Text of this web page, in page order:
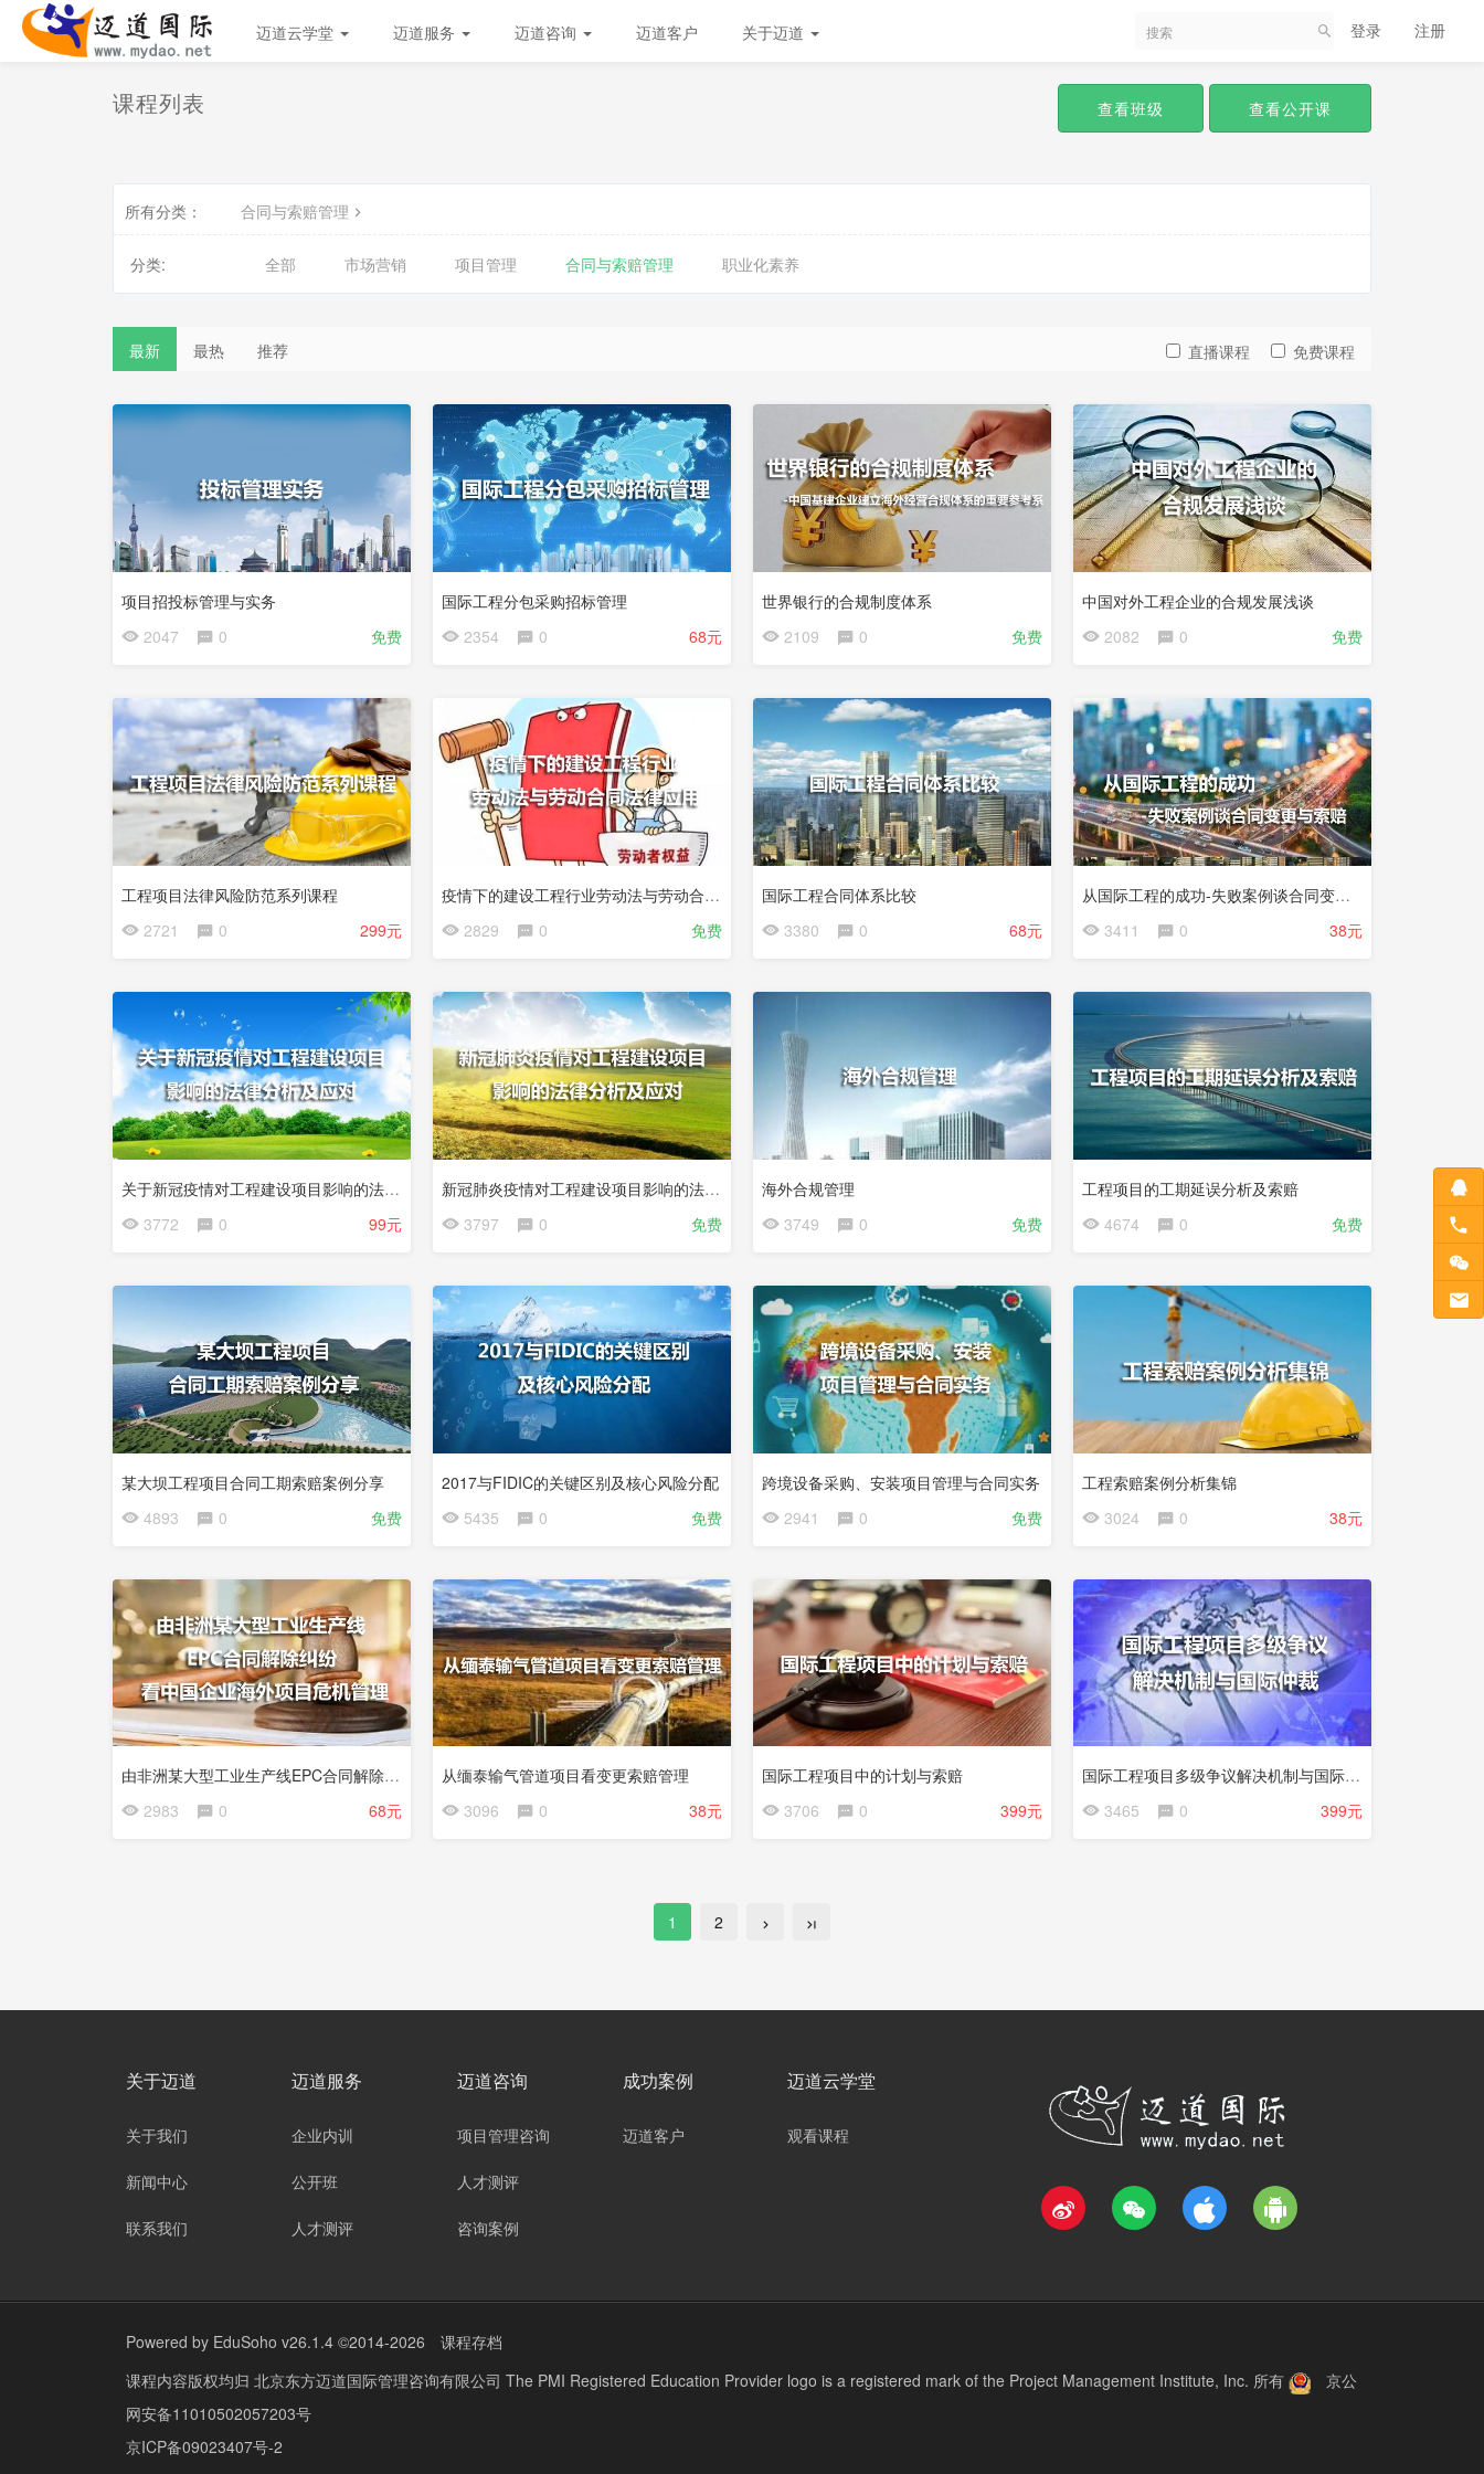
迈道云学堂 迈道服务 迈道咨询 迈道客户 关于迈道 登录 注册
课程列表 查看班级 查看公开课
所有分类： 合同与索赔管理
分类: 全部 市场营销 项目管理 合同与索赔管理 职业化素养
最新 最热 推荐 直播课程 免费课程
项目招投标管理与实务
2047
0 免费
国际工程分包采购招标管理
2354
0 68元
世界银行的合规制度体系
2109
0 免费
中国对外工程企业的合规发展浅谈
2082
0 免费
工程项目法律风险防范系列课程
2721
0 299元
疫情下的建设工程行业劳动法与劳动合同法律应用
2829
0 免费
国际工程合同体系比较
3380
0 68元
从国际工程的成功-失败案例谈合同变更与索赔
3411
0 38元
关于新冠疫情对工程建设项目影响的法律分析及应对
3772
0 99元
新冠肺炎疫情对工程建设项目影响的法律分析及应对
3797
0 免费
海外合规管理
3749
0 免费
工程项目的工期延误分析及索赔
4674
0 免费
某大坝工程项目合同工期索赔案例分享
4893
0 免费
2017与FIDIC的关键区别及核心风险分配
5435
0 免费
跨境设备采购、安装项目管理与合同实务
2941
0 免费
工程索赔案例分析集锦
3024
0 38元
由非洲某大型工业生产线EPC合同解除纠纷看中国企业海外项目危机管理
2983
0 68元
从缅泰输气管道项目看变更索赔管理
3096
0 38元
试
看
国际工程项目中的计划与索赔
3706
0 399元
试
国际工程项目多级争议解决机制与国际仲裁
3465
0 399元
1 2
关于迈道
关于我们
新闻中心
联系我们
迈道服务
企业内训
公开班
人才测评
迈道咨询
项目管理咨询
人才测评
咨询案例
成功案例
迈道客户
迈道云学堂
观看课程
Powered by EduSoho v26.1.4 ©2014-2026
课程存档
课程内容版权均归 北京东方迈道国际管理咨询有限公司 The PMI Registered Education Provider logo is a registered mark of the Project Management Institute, Inc. 所有
京公
网安备11010502057203号
京ICP备09023407号-2